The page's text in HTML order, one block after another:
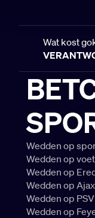
Wat kost
Wedden op
Wedden op
Wedden op
Wedden op Ajax
Wedden op PSV
Wedden op